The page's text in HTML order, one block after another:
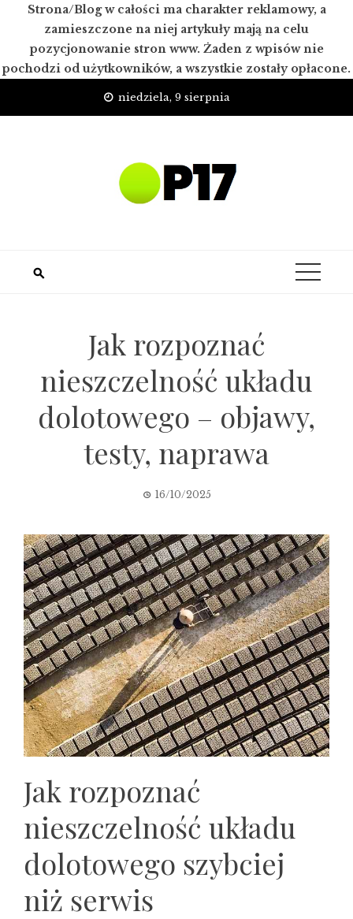
Strona/Blog w całości ma charakter reklamowy, a
zamieszczone na niej artykuły mają na celu
pozycjonowanie stron www. Żaden z wpisów nie
pochodzi od użytkowników, a wszystkie zostały opłacone.
niedziela, 9 sierpnia
Jak rozpoznać
nieszczelność układu
dolotowego – objawy,
testy, naprawa
16/10/2025
Jak rozpoznać
nieszczelność układu
dolotowego szybciej
niż serwis